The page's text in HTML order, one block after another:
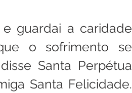
guardai a caridade
o sofrimento se
Santa Perpétua
Santa Felicidade.